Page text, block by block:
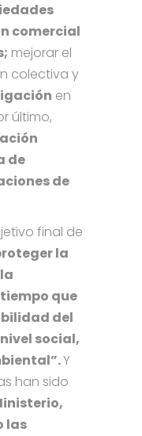
comercial
mejorar el
colectiva y
en
último,
de
de
final de
la
que
del
social,
Y
han sido
las